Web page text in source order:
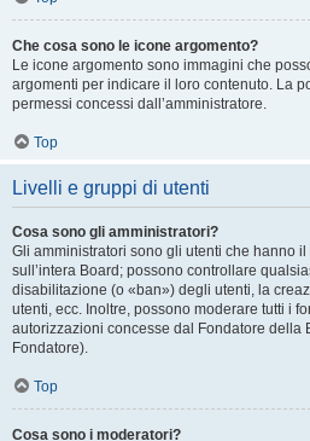
Che cosa sono le icone argomento?
Le icone argomento sono immagini che
argomenti per indicare il loro contenuto. La
permessi concessi dall’amministratore.
Top
Livelli e gruppi di utenti
Cosa sono gli amministratori?
Gli amministratori sono gli utenti che hanno
sull’intera Board; possono controllare
disabilitazione (o «ban») degli utenti, la
utenti, ecc. Inoltre, possono moderare tutti i
autorizzazioni concesse dal Fondatore della
Fondatore).
Top
Cosa sono i moderatori?